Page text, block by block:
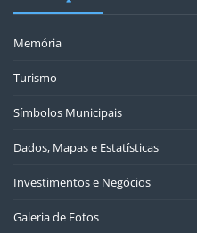
Memória
Turismo
Símbolos Municipais
Dados, Mapas e Estatísticas
Investimentos e Negócios
Galeria de Fotos